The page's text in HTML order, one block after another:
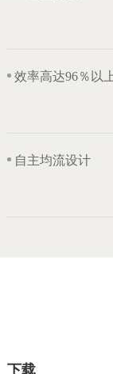
效率高达96％以
自主均流设计
下载